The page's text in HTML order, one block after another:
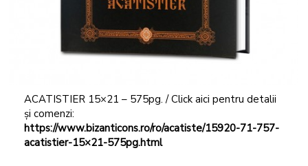
ACATISTIER 15×21 – 575pg. / Click aici pentru detalii
și comenzi:
https://www.bizanticons.ro/ro/acatiste/15920-71-757-
acatistier-15×21-575pg.html